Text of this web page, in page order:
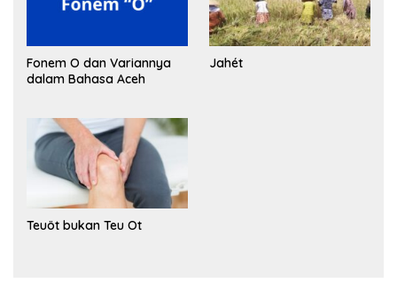
Fonem O dan Variannya
dalam Bahasa Aceh
Jahét
Teuöt bukan Teu Ot